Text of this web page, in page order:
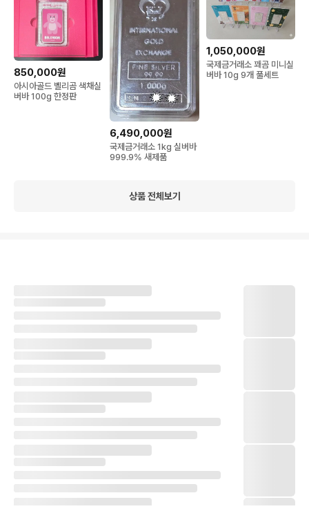
850,000원
아시아골드 벨리곰 색채실
버바 100g 한정판
6,490,000원
국제금거래소 1kg 실버바
999.9% 새제품
1,050,000원
국제금거래소 꽤곰 미니실
버바 10g 9개 풀세트
상품 전체보기